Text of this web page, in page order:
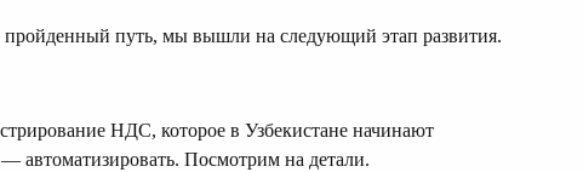
пройденный путь, мы вышли на следующий этап развития.
НДС, которое в Узбекистане начинают
автоматизировать. Посмотрим на детали.